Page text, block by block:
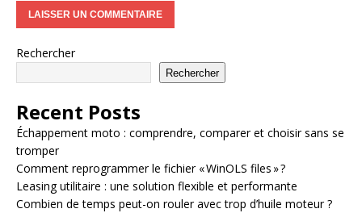
Rechercher
Rechercher
Recent Posts
Échappement moto : comprendre, comparer et choisir sans se
tromper
Comment reprogrammer le fichier « WinOLS files » ?
Leasing utilitaire : une solution flexible et performante
Combien de temps peut-on rouler avec trop d’huile moteur ?